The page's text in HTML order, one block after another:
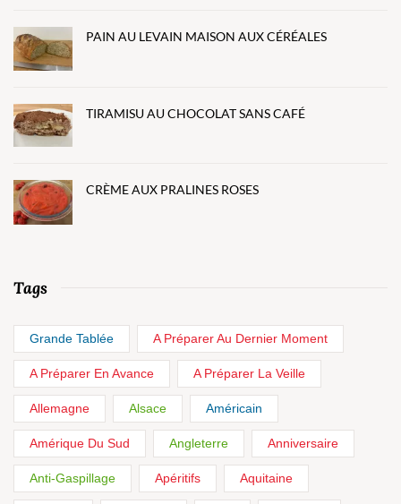
PAIN AU LEVAIN MAISON AUX CÉRÉALES
TIRAMISU AU CHOCOLAT SANS CAFÉ
CRÈME AUX PRALINES ROSES
Tags
Grande Tablée A Préparer Au Dernier Moment
A Préparer En Avance A Préparer La Veille
Allemagne Alsace Américain
Amérique Du Sud Angleterre Anniversaire
Anti-Gaspillage Apéritifs Aquitaine